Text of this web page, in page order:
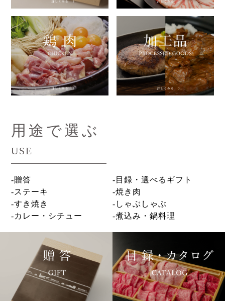
用途で選ぶ
USE
-贈答
-目録・選べるギフト
-ステーキ
-焼き肉
-すき焼き
-しゃぶしゃぶ
-カレー・シチュー
-煮込み・鍋料理